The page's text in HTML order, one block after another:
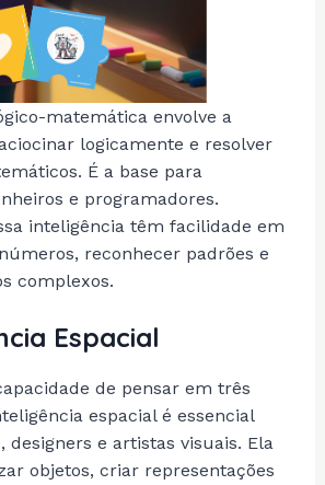
matemática envolve a
logicamente e resolver
É a base para
e programadores.
inteligência têm facilidade em
reconhecer padrões e
complexos.
Espacial
de pensar em três
espacial é essencial
designers e artistas visuais. Ela
objetos, criar representações